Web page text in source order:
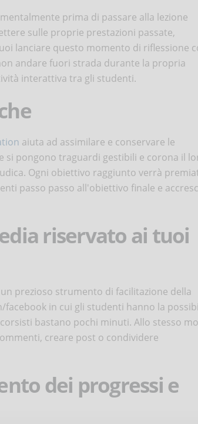
prima di passare alla lezione
sulle proprie prestazioni passate,
lanciare questo momento di riflessione
andare fuori strada durante la propria
interattiva tra gli studenti.
aiuta ad assimilare e conservare le
si pongono traguardi gestibili e corona il
Ogni obiettivo raggiunto verrà
passo passo all'obiettivo finale e
riservato ai tuoi
prezioso strumento di facilitazione della
in cui gli studenti hanno la
bastano pochi minuti. Allo stesso
creare post o condividere
dei progressi e